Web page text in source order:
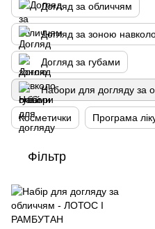
Догляд за обличчям
Догляд за зоною
Догляд за губами
Набори для догляду за
Косметички Програма
Фільтр